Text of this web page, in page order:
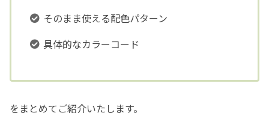
そのまま使える配色パターン
具体的なカラーコード
をまとめてご紹介いたします。